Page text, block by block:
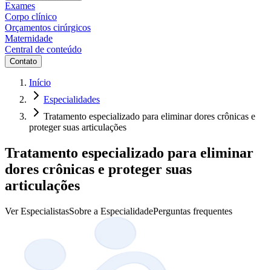
Exames
Corpo clínico
Orçamentos cirúrgicos
Maternidade
Central de conteúdo
Contato
Início
Especialidades
Tratamento especializado para eliminar dores crônicas e
proteger suas articulações
Tratamento especializado para eliminar
dores crônicas e proteger suas
articulações
Ver EspecialistasSobre a EspecialidadePerguntas frequentes